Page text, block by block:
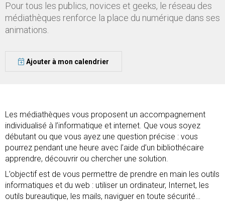
Pour tous les publics, novices et geeks, le réseau des
médiathèques renforce la place du numérique dans ses
animations.
Ajouter à mon calendrier
Les médiathèques vous proposent un accompagnement
individualisé à l’informatique et internet. Que vous soyez
débutant ou que vous ayez une question précise : vous
pourrez pendant une heure avec l’aide d’un bibliothécaire
apprendre, découvrir ou chercher une solution.
L’objectif est de vous permettre de prendre en main les outils
informatiques et du web : utiliser un ordinateur, Internet, les
outils bureautique, les mails, naviguer en toute sécurité…